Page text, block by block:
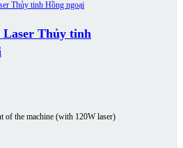
Thủy tinh
of the machine (with 120W laser)